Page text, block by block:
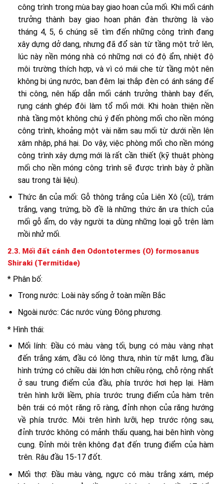
công trình trong mùa bay giao hoan của mối. Khi mối cánh
trưởng thành bay giao hoan phân đàn thường là vào
tháng 4, 5, 6 chúng sẽ tìm đến những công trình đang
xây dựng dở dang, nhưng đã đổ sàn từ tầng một trở lên,
lúc này nền móng nhà có những nơi có độ ẩm, nhiệt độ
môi trường thích hợp, và vì có mái che từ tầng một nên
không bị úng nước, ban đêm lại thắp đèn có ánh sáng để
thi công, nên hấp dẫn mối cánh trưởng thành bay đến,
rụng cánh ghép đôi làm tổ mối mới. Khi hoàn thiện nền
nhà tầng một không chú ý đến phòng mối cho nền móng
công trình, khoảng một vài năm sau mối từ dưới nền lên
xâm nhập, phá hại. Do vậy, việc phòng mối cho nền móng
công trình xây dựng mới là rất cần thiết (kỹ thuật phòng
mối cho nền móng công trình sẽ được trình bày ở phần
sau trong tài liệu).
Thức ăn của mối: Gỗ thông trắng của Liên Xô (cũ), trám
trắng, vạng trứng, bồ đề là những thức ăn ưa thích của
mối gỗ ẩm, do vậy người ta dùng những loại gỗ trên làm
mồi nhử mối.
2.3. Mối đất cánh đen Odontotermes (O) formosanus
Shiraki (Termitidae)
* Phân bố:
Trong nước: Loài này sống ở toàn miền Bắc
Ngoài nước: Các nước vùng Đông phương.
* Hình thái:
Mối lính: Đầu có màu vàng tối, bụng có màu vàng nhạt
đến trắng xám, đầu có lông thưa, nhìn từ mặt lưng, đầu
hình trứng có chiều dài lớn hơn chiều rộng, chỗ rộng nhất
ở sau trung điểm của đầu, phía trước hơi hẹp lại. Hàm
trên hình lưỡi liềm, phía trước trung điểm của hàm trên
bên trái có một răng rõ ràng, đỉnh nhọn của răng hướng
về phía trước. Môi trên hình lưỡi, hẹp trước rộng sau,
đỉnh trước không có mảnh thấu quang, hai bên hình vòng
cung. Đỉnh môi trên không đạt đến trung điểm của hàm
trên. Râu đầu 15-17 đốt.
Mối thợ: Đầu màu vàng, ngực có màu trắng xám, mép